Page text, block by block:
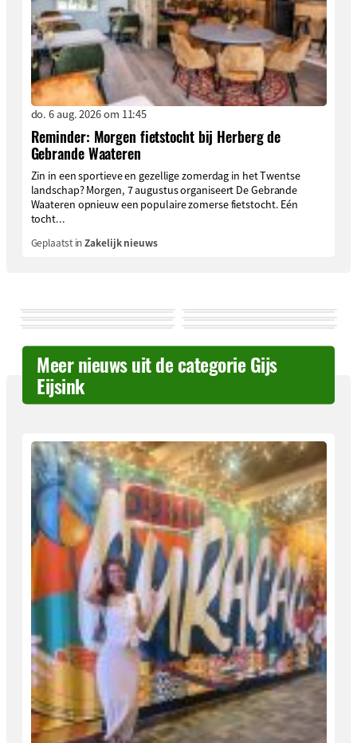
do. 6 aug. 2026 om 11:45
Reminder: Morgen fietstocht bij Herberg de
Gebrande Waateren
Zin in een sportieve en gezellige zomerdag in het Twentse
landschap? Morgen, 7 augustus organiseert De Gebrande
Waateren opnieuw een populaire zomerse fietstocht. Eén
tocht...
Geplaatst inZakelijk nieuws
Meer nieuws uit de categorie Gijs
Eijsink